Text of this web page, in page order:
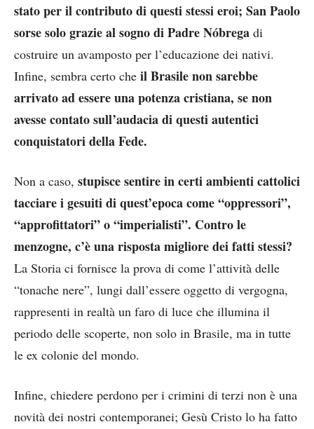
stato per il contributo di questi stessi eroi; San Paolo
sorse solo grazie al sogno di Padre Nóbrega di
costruire un avamposto per l’educazione dei nativi.
Infine, sembra certo che il Brasile non sarebbe
arrivato ad essere una potenza cristiana, se non
avesse contato sull’audacia di questi autentici
conquistatori della Fede.
Non a caso, stupisce sentire in certi ambienti cattolici
tacciare i gesuiti di quest’epoca come “oppressori”,
“approfittatori” o “imperialisti”. Contro le
menzogne, c’è una risposta migliore dei fatti stessi?
La Storia ci fornisce la prova di come l’attività delle
“tonache nere”, lungi dall’essere oggetto di vergogna,
rappresenti in realtà un faro di luce che illumina il
periodo delle scoperte, non solo in Brasile, ma in tutte
le ex colonie del mondo.
Infine, chiedere perdono per i crimini di terzi non è una
novità dei nostri contemporanei; Gesù Cristo lo ha fatto